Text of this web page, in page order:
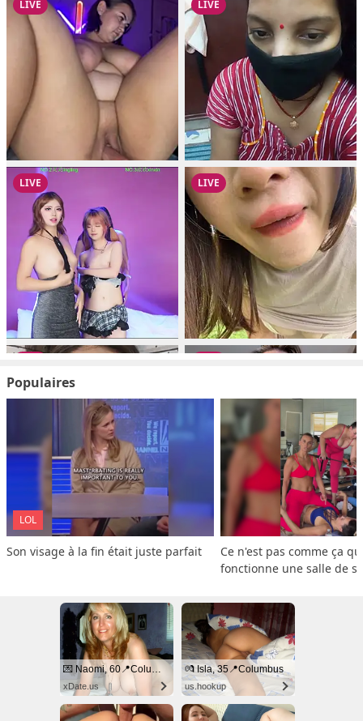
Populaires
LOL
Son visage à la fin était juste parfait
Ce n'est pas comme ça
fonctionne une salle de